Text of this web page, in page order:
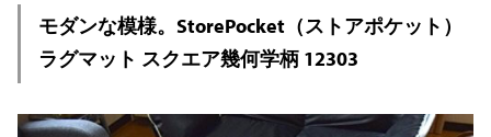
モダンな模様。StorePocket（ストアポケット）
ラグマット スクエア幾何学柄 12303